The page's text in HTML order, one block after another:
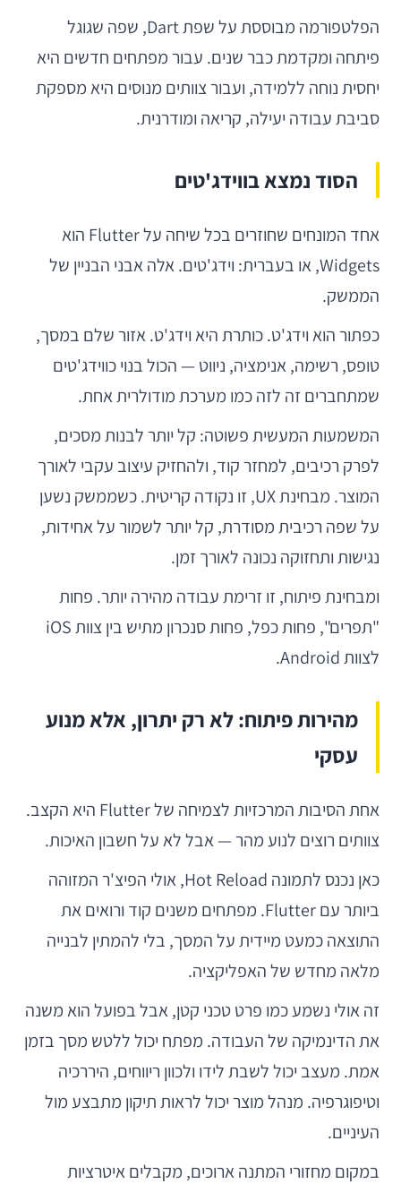
הפלטפורמה מבוססת על שפת Dart, שפה שגוגל
פיתחה ומקדמת כבר שנים. עבור מפתחים חדשים היא
יחסית נוחה ללמידה, ועבור צוותים מנוסים היא מספקת
סביבת עבודה יעילה, קריאה ומודרנית.
הסוד נמצא בווידג'טים
אחד המונחים שחוזרים בכל שיחה על Flutter הוא
Widgets, או בעברית: וידג'טים. אלה אבני הבניין של
הממשק.
כפתור הוא וידג'ט. כותרת היא וידג'ט. אזור שלם במסך,
טופס, רשימה, אנימציה, ניווט — הכול בנוי כווידג'טים
שמתחברים זה לזה כמו מערכת מודולרית אחת.
המשמעות המעשית פשוטה: קל יותר לבנות מסכים,
לפרק רכיבים, למחזר קוד, ולהחזיק עיצוב עקבי לאורך
המוצר. מבחינת UX, זו נקודה קריטית. כשממשק נשען
על שפה רכיבית מסודרת, קל יותר לשמור על אחידות,
נגישות ותחזוקה נכונה לאורך זמן.
ומבחינת פיתוח, זו זרימת עבודה מהירה יותר. פחות
"תפרים", פחות כפל, פחות סנכרון מתיש בין צוות iOS
לצוות Android.
מהירות פיתוח: לא רק יתרון, אלא מנוע
עסקי
אחת הסיבות המרכזיות לצמיחה של Flutter היא הקצב.
צוותים רוצים לנוע מהר — אבל לא על חשבון האיכות.
כאן נכנס לתמונה Hot Reload, אולי הפיצ'ר המזוהה
ביותר עם Flutter. מפתחים משנים קוד ורואים את
התוצאה כמעט מיידית על המסך, בלי להמתין לבנייה
מלאה מחדש של האפליקציה.
זה אולי נשמע כמו פרט טכני קטן, אבל בפועל הוא משנה
את הדינמיקה של העבודה. מפתח יכול ללטש מסך בזמן
אמת. מעצב יכול לשבת לידו ולכוון ריווחים, היררכיה
וטיפוגרפיה. מנהל מוצר יכול לראות תיקון מתבצע מול
העיניים.
במקום מחזורי המתנה ארוכים, מקבלים איטרציות